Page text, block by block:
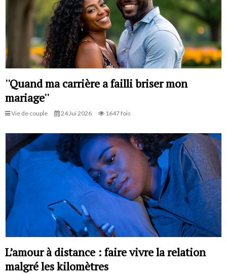
''Quand ma carrière a failli briser mon
mariage''
Vie de couple 24 Jui 2026 1647 fois
L’amour à distance : faire vivre la relation
malgré les kilomètres